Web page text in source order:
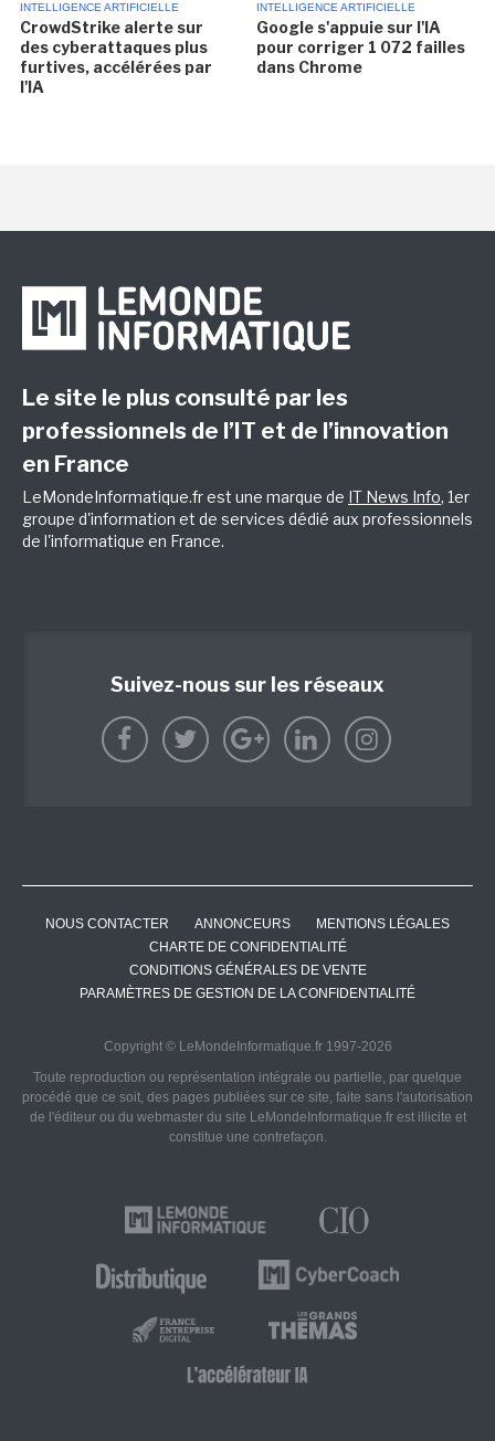
INTELLIGENCE ARTIFICIELLE
CrowdStrike alerte sur
des cyberattaques plus
furtives, accélérées par
l'IA
INTELLIGENCE ARTIFICIELLE
Google s'appuie sur l'IA
pour corriger 1 072 failles
dans Chrome
Le site le plus consulté par les
professionnels de l’IT et de l’innovation
en France
LeMondeInformatique.fr est une marque de IT News Info, 1er
groupe d'information et de services dédié aux professionnels
de l'informatique en France.
Suivez-nous sur les réseaux
NOUS CONTACTER ANNONCEURS
MENTIONS LÉGALES
CHARTE DE CONFIDENTIALITÉ
CONDITIONS GÉNÉRALES DE VENTE
PARAMÈTRES DE GESTION DE LA CONFIDENTIALITÉ
Copyright © LeMondeInformatique.fr 1997-2026
Toute reproduction ou représentation intégrale ou partielle, par quelque
procédé que ce soit, des pages publiées sur ce site, faite sans l'autorisation
de l'éditeur ou du webmaster du site LeMondeInformatique.fr est illicite et
constitue une contrefaçon.